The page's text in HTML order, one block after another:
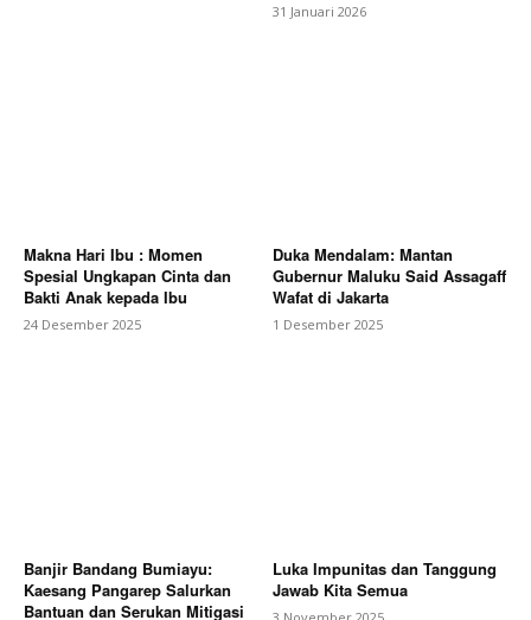
31 Januari 2026
Makna Hari Ibu : Momen
Spesial Ungkapan Cinta dan
Bakti Anak kepada Ibu
24 Desember 2025
Duka Mendalam: Mantan
Gubernur Maluku Said Assagaff
Wafat di Jakarta
1 Desember 2025
Banjir Bandang Bumiayu:
Kaesang Pangarep Salurkan
Bantuan dan Serukan Mitigasi
Luka Impunitas dan Tanggung
Jawab Kita Semua